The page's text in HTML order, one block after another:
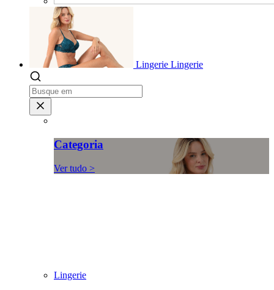
Lingerie Lingerie
Categoria
Ver tudo >
Lingerie